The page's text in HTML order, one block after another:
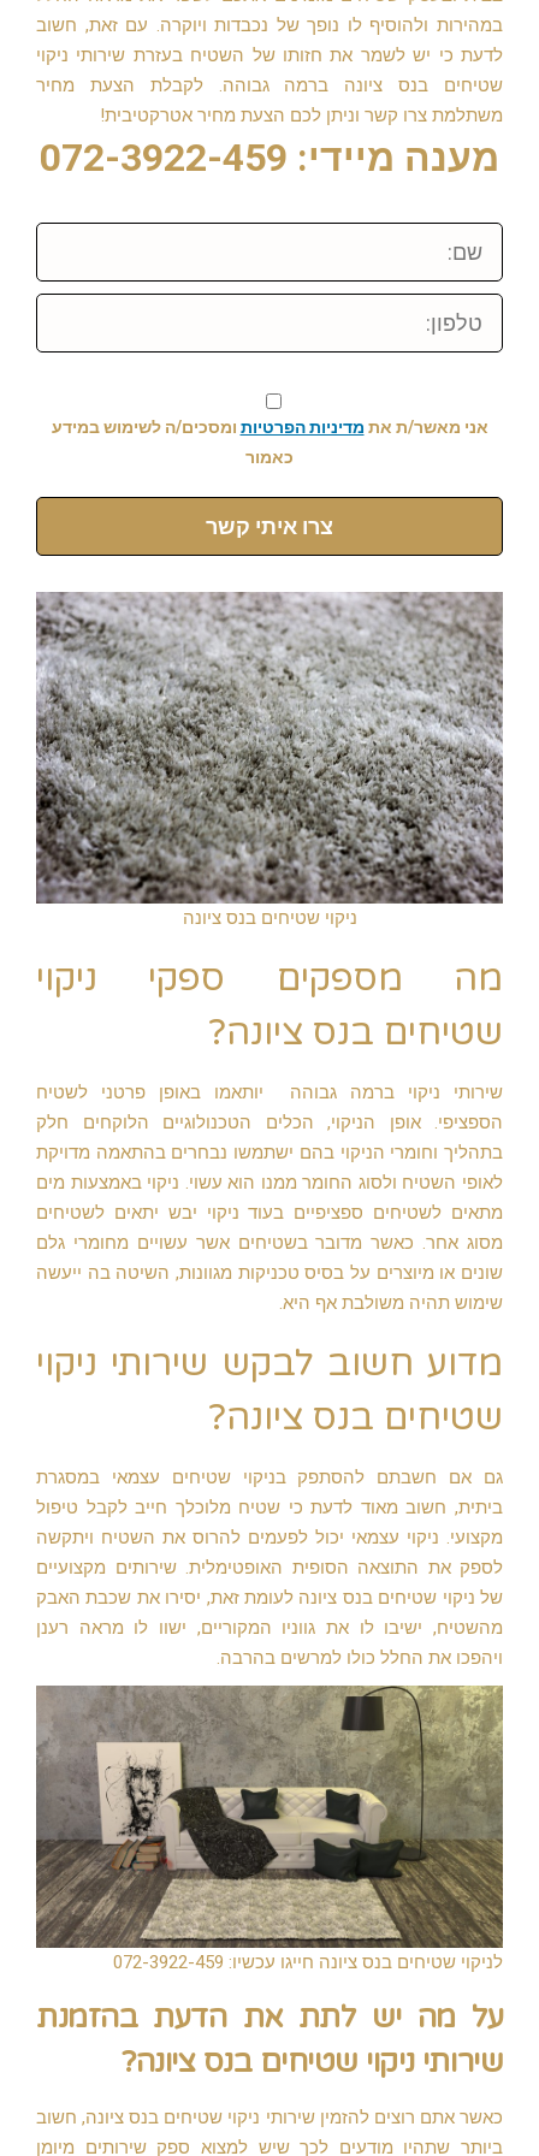
במהירות ולהוסיף לו נופך של נכבדות ויוקרה. עם זאת, חשוב
לדעת כי יש לשמר את חזותו של השטיח בעזרת שירותי ניקוי
שטיחים בנס ציונה ברמה גבוהה. לקבלת הצעת מחיר
משתלמת צרו קשר וניתן לכם הצעת מחיר אטרקטיבית!
מענה מיידי: 072-3922-459
שם:
טלפון:
אני מאשר/ת את מדיניות הפרטיות ומסכים/ה לשימוש במידע
כאמור
צרו איתי קשר
ניקוי שטיחים בנס ציונה
מה מספקים ספקי ניקוי
שטיחים בנס ציונה?
שירותי ניקוי ברמה גבוהה יותאמו באופן פרטני לשטיח
הספציפי. אופן הניקוי, הכלים הטכנולוגיים הלוקחים חלק
בתהליך וחומרי הניקוי בהם ישתמשו נבחרים בהתאמה מדויקת
לאופי השטיח ולסוג החומר ממנו הוא עשוי. ניקוי באמצעות מים
מתאים לשטיחים ספציפיים בעוד ניקוי יבש יתאים לשטיחים
מסוג אחר. כאשר מדובר בשטיחים אשר עשויים מחומרי גלם
שונים או מיוצרים על בסיס טכניקות מגוונות, השיטה בה ייעשה
שימוש תהיה משולבת אף היא.
מדוע חשוב לבקש שירותי ניקוי
שטיחים בנס ציונה?
גם אם חשבתם להסתפק בניקוי שטיחים עצמאי במסגרת
ביתית, חשוב מאוד לדעת כי שטיח מלוכלך חייב לקבל טיפול
מקצועי. ניקוי עצמאי יכול לפעמים להרוס את השטיח ויתקשה
לספק את התוצאה הסופית האופטימלית. שירותים מקצועיים
של ניקוי שטיחים בנס ציונה לעומת זאת, יסירו את שכבת האבק
מהשטיח, ישיבו לו את גווניו המקוריים, ישוו לו מראה רענן
ויהפכו את החלל כולו למרשים בהרבה.
לניקוי שטיחים בנס ציונה חייגו עכשיו: 072-3922-459
על מה יש לתת את הדעת בהזמנת
שירותי ניקוי שטיחים בנס ציונה?
כאשר אתם רוצים להזמין שירותי ניקוי שטיחים בנס ציונה, חשוב
ביותר שתהיו מודעים לכך שיש למצוא ספק שירותים מיומן